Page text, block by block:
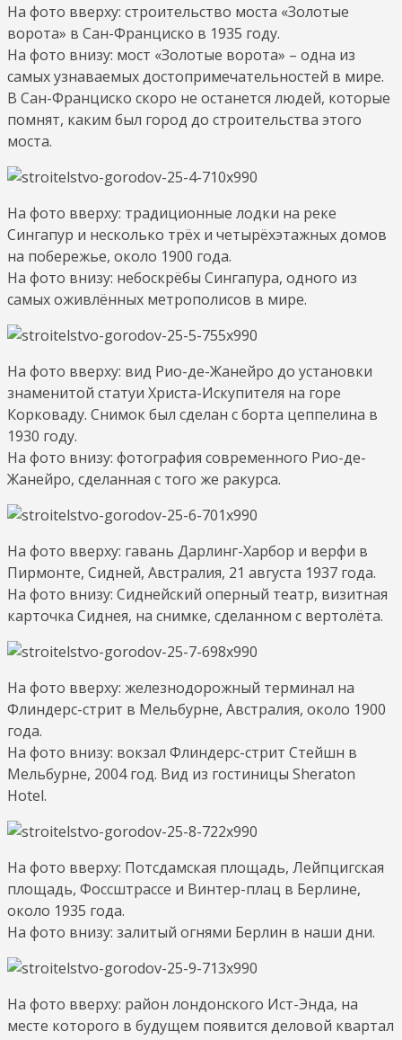
На фото вверху: строительство моста «Золотые
ворота» в Сан-Франциско в 1935 году.
На фото внизу: мост «Золотые ворота» – одна из
самых узнаваемых достопримечательностей в мире.
В Сан-Франциско скоро не останется людей, которые
помнят, каким был город до строительства этого
моста.
На фото вверху: традиционные лодки на реке
Сингапур и несколько трёх и четырёхэтажных домов
на побережье, около 1900 года.
На фото внизу: небоскрёбы Сингапура, одного из
самых оживлённых метрополисов в мире.
На фото вверху: вид Рио-де-Жанейро до установки
знаменитой статуи Христа-Искупителя на горе
Корковаду. Снимок был сделан с борта цеппелина в
1930 году.
На фото внизу: фотография современного Рио-де-
Жанейро, сделанная с того же ракурса.
На фото вверху: гавань Дарлинг-Харбор и верфи в
Пирмонте, Сидней, Австралия, 21 августа 1937 года.
На фото внизу: Сиднейский оперный театр, визитная
карточка Сиднея, на снимке, сделанном с вертолёта.
На фото вверху: железнодорожный терминал на
Флиндерс-стрит в Мельбурне, Австралия, около 1900
года.
На фото внизу: вокзал Флиндерс-стрит Стейшн в
Мельбурне, 2004 год. Вид из гостиницы Sheraton
Hotel.
На фото вверху: Потсдамская площадь, Лейпцигская
площадь, Фоссштрассе и Винтер-плац в Берлине,
около 1935 года.
На фото внизу: залитый огнями Берлин в наши дни.
На фото вверху: район лондонского Ист-Энда, на
месте которого в будущем появится деловой квартал